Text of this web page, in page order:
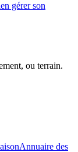
gérer son
ou terrain.
Annuaire des